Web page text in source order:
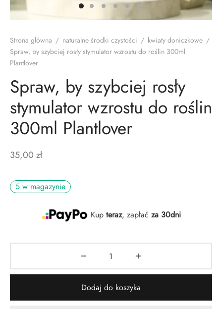
Strona główna / naturalne środki czystości / kwiaty doniczkowe /
Spraw, by szybciej rosły stymulator wzrostu do roślin 300ml
Plantlover
Spraw, by szybciej rosły
stymulator wzrostu do roślin
300ml Plantlover
35,00 zł
5 w magazynie
Kup teraz, zapłać za 30dni
Dodaj do koszyka
Labs Care
zębów
i żele
szpaki
Labs Care
naczyń